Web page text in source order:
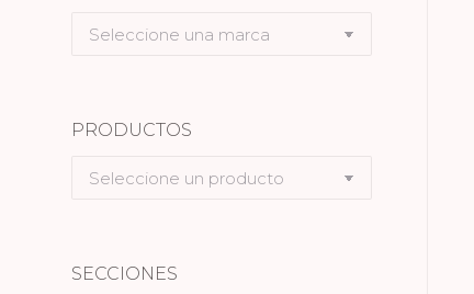
Seleccione
PRODUCTOS
Seleccione
SECCIONES